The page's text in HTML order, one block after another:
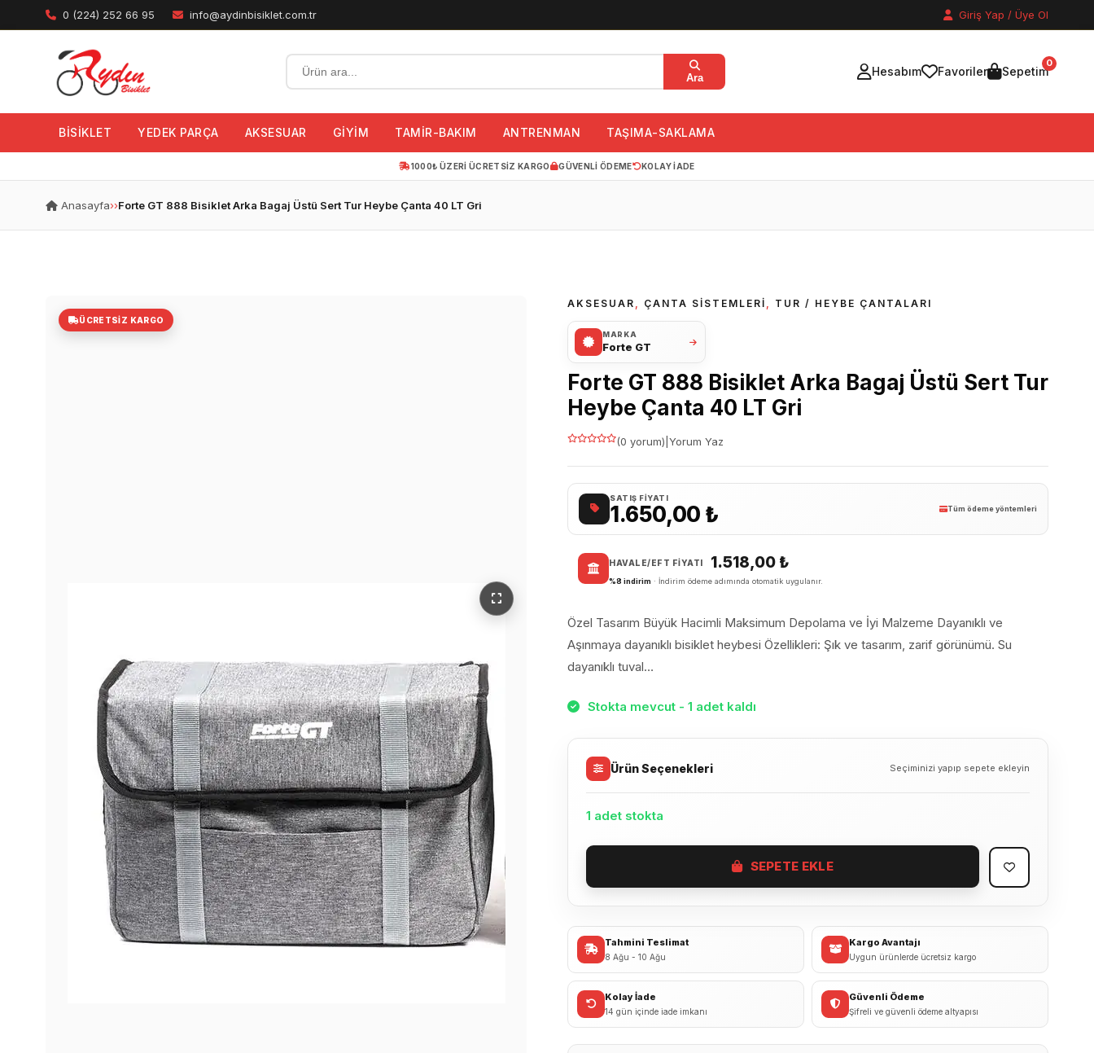
0 (224) 252 66 95 info@aydinbisiklet.com.tr Giriş Yap / Üye Ol
Ara Hesabım Favoriler Sepetim
0
BİSİKLET YEDEK PARÇA AKSESUAR GİYİM TAMİR-BAKIM ANTRENMAN TAŞIMA-SAKLAMA
1000₺ ÜZERI ÜCRETSIZ KARGO GÜVENLI ÖDEME KOLAY IADE
Anasayfa››Forte GT 888 Bisiklet Arka Bagaj Üstü Sert Tur Heybe Çanta 40 LT Gri
ÜCRETSIZ KARGO
AKSESUAR ÇANTA SISTEMLERI TUR / HEYBE ÇANTALARI
MARKA
Forte GT
Forte GT 888 Bisiklet Arka Bagaj Üstü Sert Tur
Heybe Çanta 40 LT Gri
(0 yorum) Yorum Yaz
SATIŞ FIYATI
1.650,00 ₺ Tüm ödeme yöntemleri
HAVALE/EFT FIYATI 1.518,00 ₺
%8 indirim · İndirim ödeme adımında otomatik uygulanır.
Özel Tasarım Büyük Hacimli Maksimum Depolama ve İyi Malzeme Dayanıklı ve
Aşınmaya dayanıklı bisiklet heybesi Özellikleri: Şık ve tasarım, zarif görünümü. Su
dayanıklı tuval…
Stokta mevcut - 1 adet kaldı
Ürün Seçenekleri Seçiminizi yapıp sepete ekleyin
1 adet stokta
Bisiklet
Arka
Bagaj
Üstü
Sert
Tur
SEPETE EKLE
Tahmini Teslimat
8 Ağu - 10 Ağu
Kargo Avantajı
Uygun ürünlerde ücretsiz kargo
Kolay İade
14 gün içinde iade imkanı
Güvenli Ödeme
Şifreli ve güvenli ödeme altyapısı